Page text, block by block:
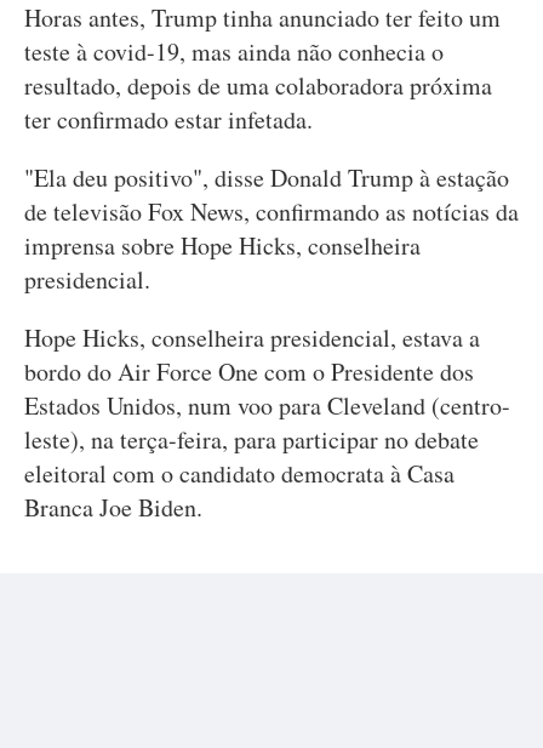
Horas antes, Trump tinha anunciado ter feito um
teste à covid-19, mas ainda não conhecia o
resultado, depois de uma colaboradora próxima
ter confirmado estar infetada.
"Ela deu positivo", disse Donald Trump à estação
de televisão Fox News, confirmando as notícias da
imprensa sobre Hope Hicks, conselheira
presidencial.
Hope Hicks, conselheira presidencial, estava a
bordo do Air Force One com o Presidente dos
Estados Unidos, num voo para Cleveland (centro-
leste), na terça-feira, para participar no debate
eleitoral com o candidato democrata à Casa
Branca Joe Biden.